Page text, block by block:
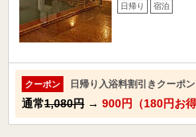
日帰り 宿泊
クーポン 日帰り入浴料割引きクーポン
通常1,080円 → 900円（180円お得